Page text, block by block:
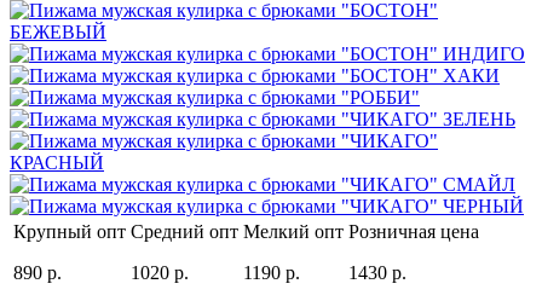
Крупный опт
890 р.
Средний опт
1020 р.
Мелкий опт
1190 р.
Розничная цена
1430 р.